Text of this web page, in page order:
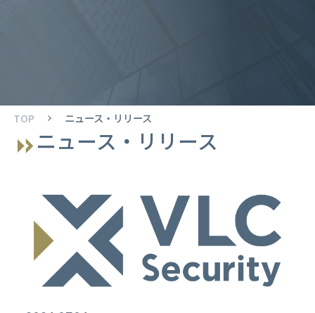
TOP ニュース・リリース
ニュース・リリース